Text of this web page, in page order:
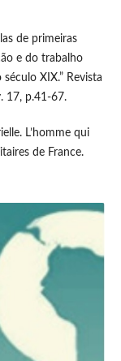
de primeiras
e do trabalho
XIX.” Revista
17, p.41-67.
L’homme qui
de France.